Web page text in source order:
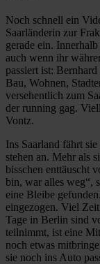
Noch schnell ein
Saarländerin zur
gerade ein.
auch wenn ihr
passiert ist:
Bau, Wohnen,
versehentlich zum
der running gag.
Vontz.
Ins Saarland fährt
stehen an. Mehr als
bisschen enttäuscht
bin, war alles weg“,
eine Bleibe
eingezogen. Viel
Tage in Berlin sind
teilnimmt, ist eine
noch etwas
sie noch ins Auto